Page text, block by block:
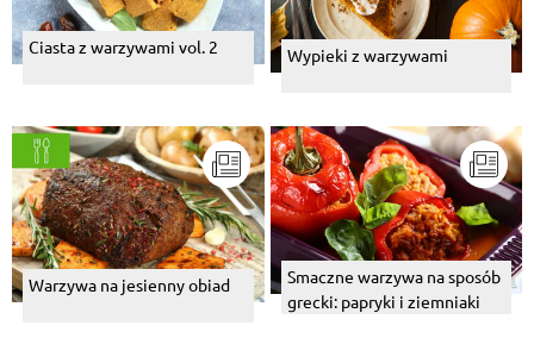
Ciasta z warzywami vol. 2 Wypieki z warzywami
Warzywa na jesienny obiad
Smaczne warzywa na sposób
grecki: papryki i ziemniaki